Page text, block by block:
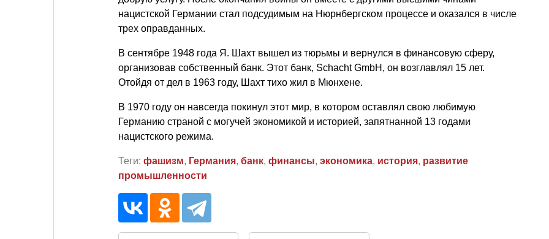
нацистской Германии стал подсудимым на Нюрнбергском процессе и оказался в числе
трех оправданных.
В сентябре 1948 года Я. Шахт вышел из тюрьмы и вернулся в финансовую сферу,
организовав собственный банк. Этот банк, Schacht GmbH, он возглавлял 15 лет.
Отойдя от дел в 1963 году, Шахт тихо жил в Мюнхене.
В 1970 году он навсегда покинул этот мир, в котором оставлял свою любимую
Германию страной с могучей экономикой и историей, запятнанной 13 годами
нацистского режима.
Теги: фашизм, Германия, банк, финансы, экономика, история, развитие
промышленности